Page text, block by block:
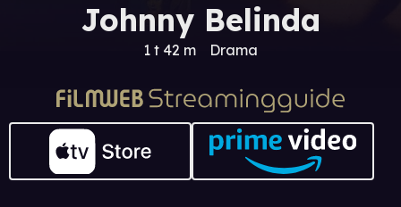
Johnny Belinda
1 t 42 m Drama